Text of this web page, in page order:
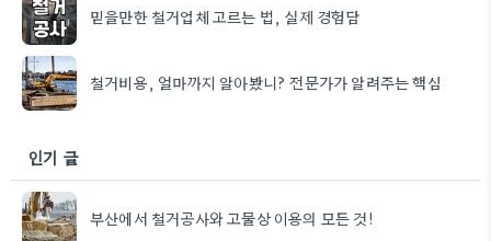
믿을만한 철거업체 고르는 법, 실제 경험담
철거비용, 얼마까지 알아봤니? 전문가가 알려주는 핵심
인기 글
부산에서 철거공사와 고물상 이용의 모든 것!